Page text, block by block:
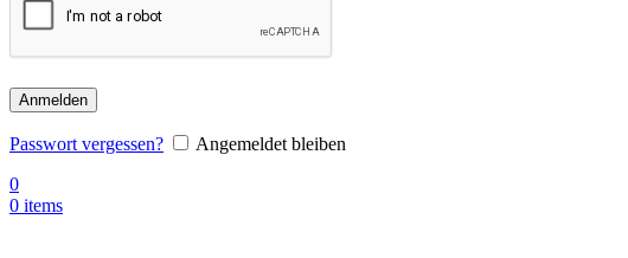
Anmelden
Passwort vergessen?
Angemeldet bleiben
0
0 items